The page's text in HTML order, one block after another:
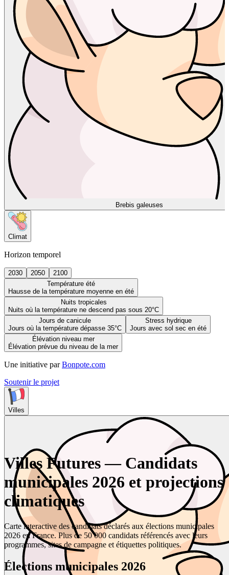
Brebis galeuses
Climat
Horizon temporel
2030 2050
2100
Température été
Hausse de la température moyenne en été
Nuits tropicales
Nuits où la température ne descend pas sous 20°C
Jours de canicule
Jours où la température dépasse 35°C
Stress hydrique
Jours avec sol sec en été
Élévation niveau mer
Élévation prévue du niveau de la mer
Une initiative par Bonpote.com
Soutenir le projet
Villes
Villes Futures — Candidats
municipales 2026 et projections
climatiques
Carte interactive des candidats déclarés aux élections municipales
2026 en France. Plus de 50 000 candidats référencés avec leurs
programmes, sites de campagne et étiquettes politiques.
Élections municipales 2026